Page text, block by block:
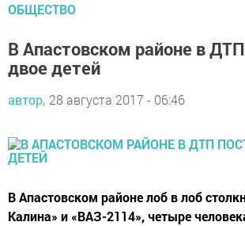
ОБЩЕСТВО
В Апастовском районе в
двое детей
автор, 28 августа 2017 - 06:46
В Апастовском районе лоб в лоб
Калина» и «ВАЗ-2114», четыре